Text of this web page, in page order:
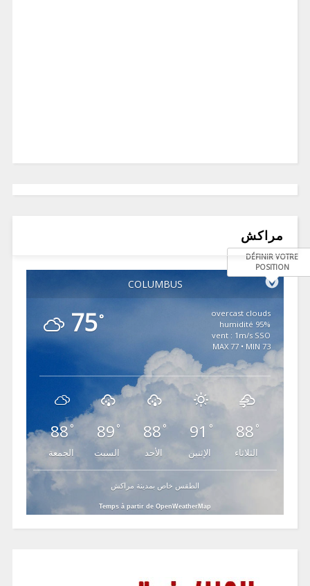
مراكش
COLUMBUS
DÉFINIR VOTRE
POSITION
75°
overcast clouds
95% humidité
vent : 1m/s SSO
MAX 77 • MIN 73
88°
الجمعة
89 °
السبت
88°
الأحد
91 °
الإثنين
88 °
الثلاثاء
الطقس خاص بمدينة مراكش
Temps à partir de OpenWeatherMap